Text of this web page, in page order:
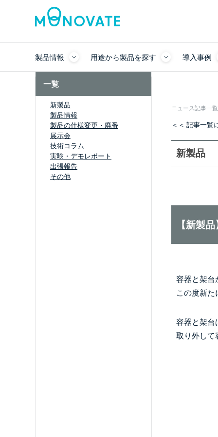
製品情報 用途から製品を探す 導入事例
一覧
新製品
製品情報
製品の仕様変更・廃番
展示会
技術コラム
実験・デモレポート
出張報告
その他
ニュース記事一覧
＜＜ 記事一覧
新製品
【新製
容器と架台
この度新
容器と架台
取り外して